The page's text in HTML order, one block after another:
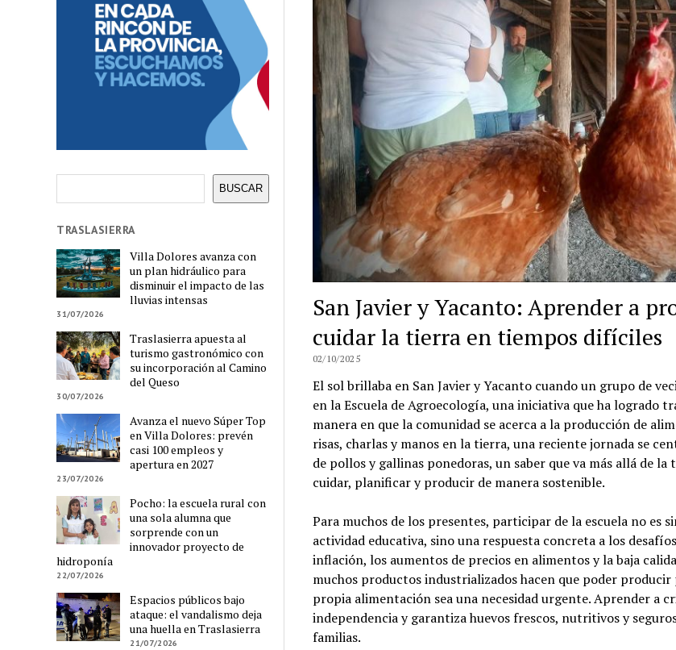
BUSCAR
TRASLASIERRA
Villa Dolores avanza con
un plan hidráulico para
disminuir el impacto de las
lluvias intensas
31/07/2026
Traslasierra apuesta al
turismo gastronómico con
su incorporación al Camino
del Queso
30/07/2026
Avanza el nuevo Súper Top
en Villa Dolores: prevén
casi 100 empleos y
apertura en 2027
23/07/2026
Pocho: la escuela rural con
una sola alumna que
sorprende con un
innovador proyecto de
hidroponía
22/07/2026
Espacios públicos bajo
ataque: el vandalismo deja
una huella en Traslasierra
21/07/2026
San Javier y Yacanto: Aprender a
cuidar la tierra en tiempos difíciles
02/10/2025
El sol brillaba en San Javier y Yacanto cuando un grupo de
en la Escuela de Agroecología, una iniciativa que ha logrado
manera en que la comunidad se acerca a la producción de
risas, charlas y manos en la tierra, una reciente jornada se
de pollos y gallinas ponedoras, un saber que va más allá de la
cuidar, planificar y producir de manera sostenible.
Para muchos de los presentes, participar de la escuela no es
actividad educativa, sino una respuesta concreta a los
inflación, los aumentos de precios en alimentos y la baja
muchos productos industrializados hacen que poder producir
propia alimentación sea una necesidad urgente. Aprender a
independencia y garantiza huevos frescos, nutritivos y
familias.